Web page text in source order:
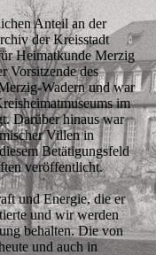
Anteil an der
der Kreisstadt
Heimatkunde Merzig
Vorsitzende des
Wadern und war
im
Darüber hinaus war
Villen in
Betätigungsfeld
veröffentlicht.
und Energie, die er
und wir werden
behalten. Die von
und auch in